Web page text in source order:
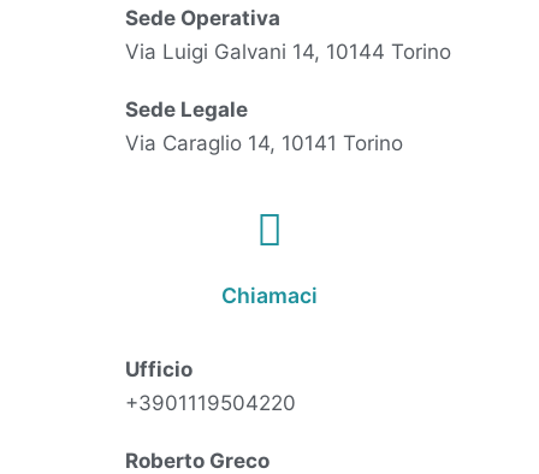
Sede Operativa
Via Luigi Galvani 14, 10144 Torino
Sede Legale
Via Caraglio 14, 10141 Torino
Chiamaci
Ufficio
+3901119504220
Roberto Greco